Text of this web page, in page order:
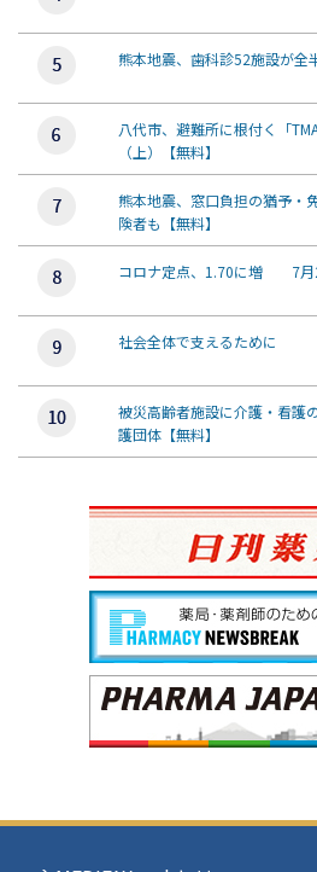
熊本地震、歯科診52施設が
八代市、避難所に根付く「
（上）【無料】
熊本地震、窓口負担の猶予
険者も【無料】
コロナ定点、1.70に増 7月
社会全体で支えるために
被災高齢者施設に介護・看
護団体【無料】